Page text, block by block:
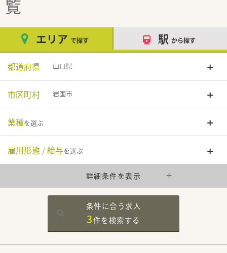
覧
エリア で探す 駅 から探す
都道府県 山口県
市区町村 岩国市
業種を選ぶ
雇用形態 / 給与を選ぶ
詳細条件を表示
条件に合う求人
3件を検索する